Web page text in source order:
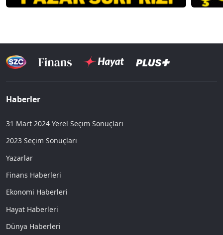
Haberler
31 Mart 2024 Yerel Seçim Sonuçları
2023 Seçim Sonuçları
Yazarlar
Finans Haberleri
Ekonomi Haberleri
Hayat Haberleri
Dünya Haberleri